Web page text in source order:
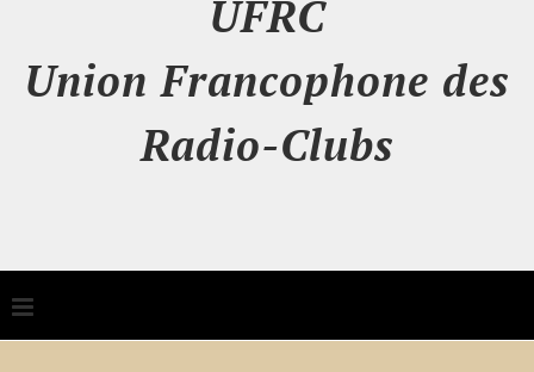
UFRC
Union Francophone des
Radio-Clubs